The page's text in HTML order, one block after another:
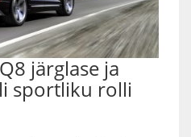
järglase ja
sportliku rolli